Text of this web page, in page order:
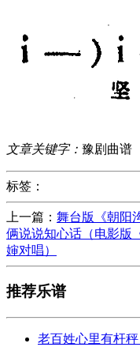
文章关键字： 豫剧曲谱
标签：
上一篇： 舞台版《朝阳
俩说说知心话（电影版
婶对唱）
推荐乐谱
老百姓心里有杆秤